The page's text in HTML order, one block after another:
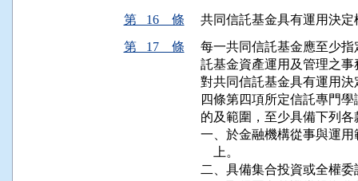
第 16 條
共同信託基金具有運用決
第 17 條
每一共同信託基金應至少
託基金資產運用及管理之事
對共同信託基金具有運用
四條第四項所定信託專門
的及範圍，至少具備下列
一、於金融機構從事與運
    上。
二、具備集合投資或全權